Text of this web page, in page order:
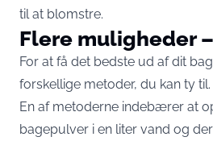
til at blomstre.
Flere muligheder
For at få det bedste ud af dit
forskellige metoder, du kan ty til.
En af metoderne indebærer at
bagepulver i en liter vand og